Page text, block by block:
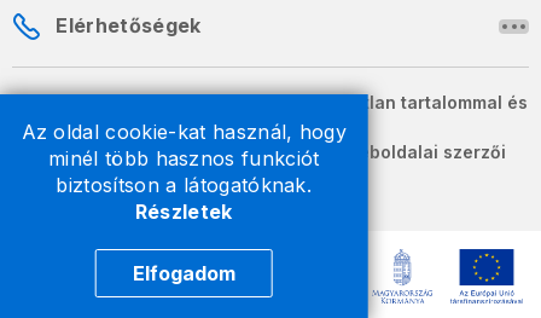
Az oldal cookie-kat használ, hogy
minél több hasznos funkciót
biztosítson a látogatóknak.
Részletek
Elfogadom
Elérhetőségek
A honlapon szereplő információk változatlan tartalommal és
formában szabadon terjeszthetők.
2026 © A Nemzeti Adó- és Vámhivatal weboldalai szerzői
jogvédelem alatt állnak.